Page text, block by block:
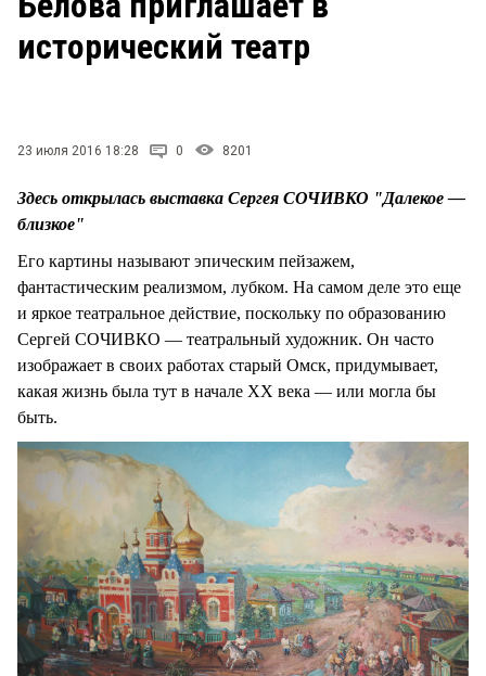
НОВОСТИ КОМПАНИЙ Блоги
Архив
исторический театр
23 июля 2016 18:28 0 8201
Здесь открылась выставка Сергея СОЧИВКО "Далекое —
близкое"
Его картины называют эпическим пейзажем,
фантастическим реализмом, лубком. На самом деле это еще
и яркое театральное действие, поскольку по образованию
Сергей СОЧИВКО — театральный художник. Он часто
изображает в своих работах старый Омск, придумывает,
какая жизнь была тут в начале ХХ века — или могла бы
быть.